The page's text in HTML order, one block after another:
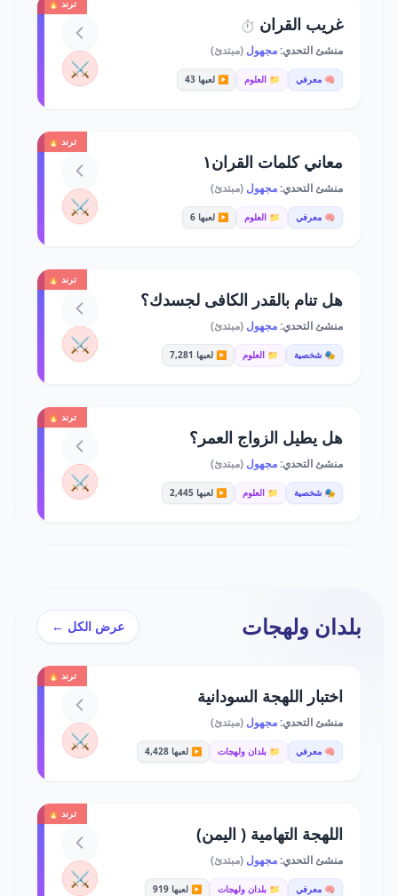
ترند 🔥
غريب القران ⏱️
منشئ التحدي:مجهول (مبتدئ)
🧠 معرفي 📁 العلوم ▶️ لعبها 43 ⚔️
ترند 🔥
معاني كلمات القران١
منشئ التحدي:مجهول (مبتدئ)
🧠 معرفي 📁 العلوم ▶️ لعبها 6 ⚔️
ترند 🔥
هل تنام بالقدر الكافى لجسدك؟
منشئ التحدي:مجهول (مبتدئ)
🎭 شخصية 📁 العلوم ▶️ لعبها 7,281 ⚔️
ترند 🔥
هل يطيل الزواج العمر؟
منشئ التحدي:مجهول (مبتدئ)
🎭 شخصية 📁 العلوم ▶️ لعبها 2,445 ⚔️
بلدان ولهجات عرض الكل ←
ترند 🔥
اختبار اللهجة السودانية
منشئ التحدي:مجهول (مبتدئ)
🧠 معرفي 📁 بلدان ولهجات ▶️ لعبها 4,428 ⚔️
ترند 🔥
اللهجة التهامية ( اليمن)
منشئ التحدي:مجهول (مبتدئ)
🧠 معرفي 📁 بلدان ولهجات ▶️ لعبها 919 ⚔️